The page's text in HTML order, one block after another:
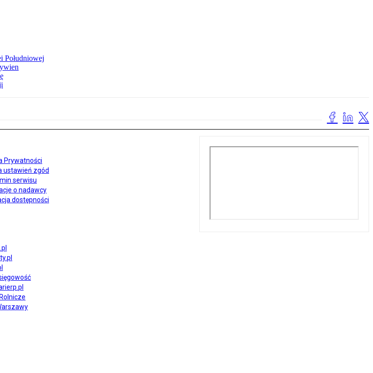
Południowej
Prywatności
ustawień zgód
serwisu
o nadawcy
dostępności